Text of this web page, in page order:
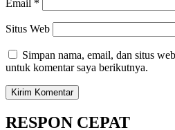
Email *
Situs Web
Simpan nama, email, dan situs
untuk komentar saya berikutnya.
RESPON CEPAT